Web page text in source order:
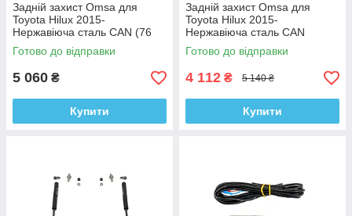
Задній захист Omsa для
Toyota Hilux 2015-
Нержавіюча сталь CAN (76
мм)
Готово до відправки
5 060 ₴
Купити
Задній захист Omsa для
Toyota Hilux 2015-
Нержавіюча сталь CAN
Готово до відправки
4 112 ₴ 5 140 ₴
Купити